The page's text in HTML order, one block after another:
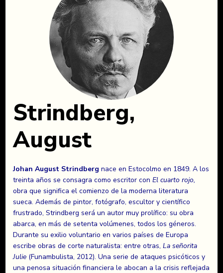
Strindberg,
August
Johan August Strindberg nace en Estocolmo en 1849. A los
treinta años se consagra como escritor con El cuarto rojo,
obra que significa el comienzo de la moderna literatura
sueca. Además de pintor, fotógrafo, escultor y científico
frustrado, Strindberg será un autor muy prolífico: su obra
abarca, en más de setenta volúmenes, todos los géneros.
Durante su exilio voluntario en varios países de Europa
escribe obras de corte naturalista: entre otras, La señorita
Julie (Funambulista, 2012). Una serie de ataques psicóticos y
una penosa situación financiera le abocan a la crisis reflejada